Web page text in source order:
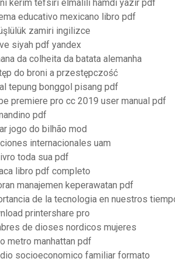
kerim tefsiri elmalılı hamdi yazır pdf
educativo mexicano libro pdf
zamiri ingilizce
siyah pdf yandex
da colheita da batata alemanha
do broni a przestępczość
tepung bonggol pisang pdf
premiere pro cc 2019 user manual pdf
pdf
jogo do bilhão mod
internacionales uam
toda sua pdf
libro pdf completo
manajemen keperawatan pdf
de la tecnologia en nuestros
printershare pro
de dioses nordicos mujeres
metro manhattan pdf
socioeconomico familiar formato